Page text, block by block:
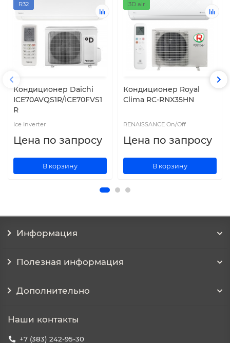
R32
Кондиционер Daichi
ICE70AVQS1R/ICE70FVS1
R
Ice Inverter
Цена по запросу
В корзину
3D air
Кондиционер Royal
Clima RC-RNX35HN
RENAISSANCE On/Off
Цена по запросу
В корзину
Информация
Полезная информация
Дополнительно
Наши контакты
+7 (383) 242-95-30